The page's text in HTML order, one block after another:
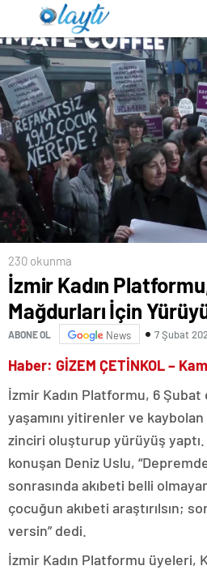
230 okunma
İzmir Kadın
Mağdurları İçin
ABONE OL News 7 Şubat
Haber: GİZEM ÇETİNKOL –
İzmir Kadın Platformu, 6
yaşamını yitirenler ve
zinciri oluşturup yürüyüş yaptı.
konuşan Deniz Uslu,
sonrasında akıbeti belli
çocuğun akıbeti araştırılsın;
versin” dedi.
İzmir Kadın Platformu üyeleri,
nitelendirildi